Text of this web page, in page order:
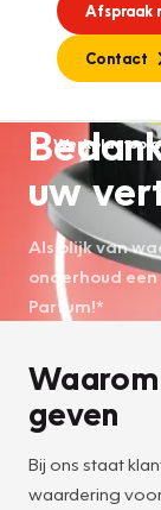
Afspraak
Contact
uw
Als blijk van
onderhoud
Parfum!*
geven
Bij ons staat
waardering